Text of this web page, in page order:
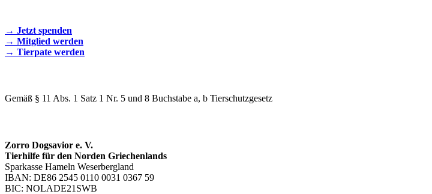
→ Jetzt spenden
→ Mitglied werden
→ Tierpate werden
Gemäß § 11 Abs. 1 Satz 1 Nr. 5 und 8 Buchstabe a, b Tierschutzgesetz
Zorro Dogsavior e. V.
Tierhilfe für den Norden Griechenlands
Sparkasse Hameln Weserbergland
IBAN: DE86 2545 0110 0031 0367 59
BIC: NOLADE21SWB